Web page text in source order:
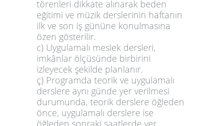
törenleri dikkate alınarak beden
eğitimi ve müzik derslerinin haftanın
ilk ve son iş gününe konulmasına
özen gösterilir.
c) Uygulamalı meslek dersleri,
imkânlar ölçüsünde birbirini
izleyecek şekilde planlanır.
ç) Programda teorik ve uygulamalı
derslere aynı günde yer verilmesi
durumunda, teorik derslere öğleden
önce, uygulamalı derslere ise
öğleden sonraki saatlerde yer